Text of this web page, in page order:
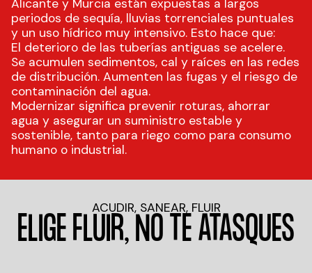
Alicante y Murcia están expuestas a largos
periodos de sequía, lluvias torrenciales puntuales
y un uso hídrico muy intensivo. Esto hace que:
El deterioro de las tuberías antiguas se acelere.
Se acumulen sedimentos, cal y raíces en las redes
de distribución. Aumenten las fugas y el riesgo de
contaminación del agua.
Modernizar significa prevenir roturas, ahorrar
agua y asegurar un suministro estable y
sostenible, tanto para riego como para consumo
humano o industrial.
ACUDIR, SANEAR, FLUIR
ELIGE FLUIR, NO TE ATASQUES